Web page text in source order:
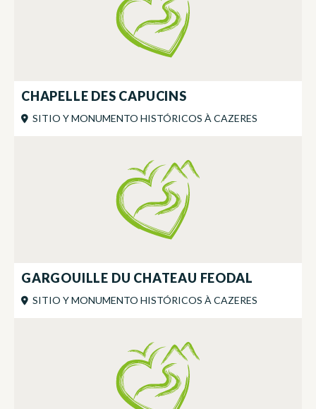
CHAPELLE DES CAPUCINS
SITIO Y MONUMENTO HISTÓRICOS À CAZERES
GARGOUILLE DU CHATEAU FEODAL
SITIO Y MONUMENTO HISTÓRICOS À CAZERES